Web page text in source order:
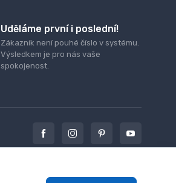
Uděláme první i poslední!
Zákazník není pouhé číslo v systému.
Výsledkem je pro nás vaše
spokojenost.